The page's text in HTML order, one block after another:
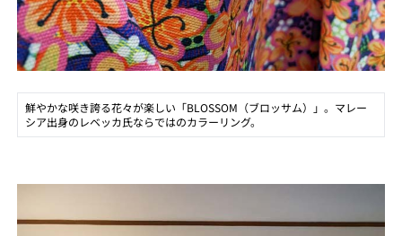
鮮やかな咲き誇る花々が楽しい「BLOSSOM（ブロッサム）」。マレー
シア出身のレベッカ氏ならではのカラーリング。